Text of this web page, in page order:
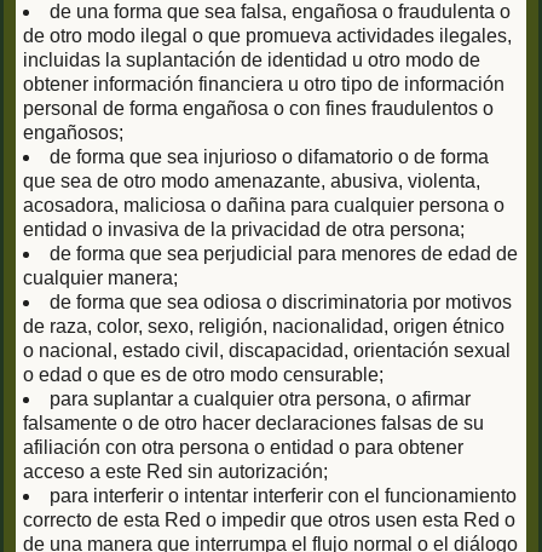
de una forma que sea falsa, engañosa o fraudulenta o
de otro modo ilegal o que promueva actividades ilegales,
incluidas la suplantación de identidad u otro modo de
obtener información financiera u otro tipo de información
personal de forma engañosa o con fines fraudulentos o
engañosos;
de forma que sea injurioso o difamatorio o de forma
que sea de otro modo amenazante, abusiva, violenta,
acosadora, maliciosa o dañina para cualquier persona o
entidad o invasiva de la privacidad de otra persona;
de forma que sea perjudicial para menores de edad de
cualquier manera;
de forma que sea odiosa o discriminatoria por motivos
de raza, color, sexo, religión, nacionalidad, origen étnico
o nacional, estado civil, discapacidad, orientación sexual
o edad o que es de otro modo censurable;
para suplantar a cualquier otra persona, o afirmar
falsamente o de otro hacer declaraciones falsas de su
afiliación con otra persona o entidad o para obtener
acceso a este Red sin autorización;
para interferir o intentar interferir con el funcionamiento
correcto de esta Red o impedir que otros usen esta Red o
de una manera que interrumpa el flujo normal o el diálogo